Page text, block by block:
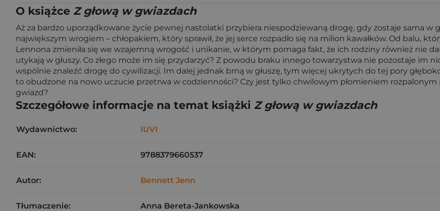
O książce Z głową w gwiazdach
Aż za bardzo uporządkowane życie pewnej nastolatki przybiera niespodziewaną drogę, gdy zostaje sama w
największym wrogiem – chłopakiem, który sprawił, że jej serce rozpadło się na milion kawałków. Od balu,
Lennona zmieniła się we wzajemną wrogość i unikanie, w którym pomaga fakt, że ich rodziny również nie
utykają w głuszy. Co złego może im się przydarzyć? Z powodu braku innego towarzystwa nie pozostaje im
wspólnie znaleźć drogę do cywilizacji. Im dalej jednak brną w głuszę, tym więcej ukrytych do tej pory
to obudzone na nowo uczucie przetrwa w codzienności? Czy jest tylko chwilowym płomieniem
gwiazd?
Szczegółowe informacje na temat książki Z głową w gwiazdach
Wydawnictwo: IUVI
EAN: 9788379660537
Autor: Bennett Jenn
Tłumaczenie: Anna Bereta-Jankowska